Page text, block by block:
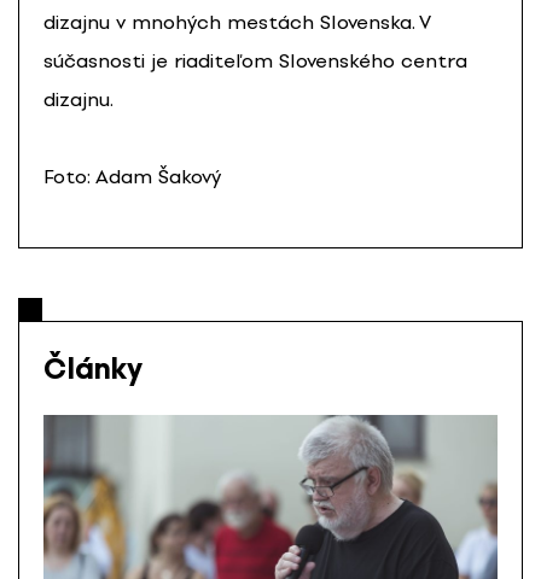
dizajnu v mnohých mestách Slovenska. V
súčasnosti je riaditeľom Slovenského centra
dizajnu.
Foto: Adam Šakový
Články